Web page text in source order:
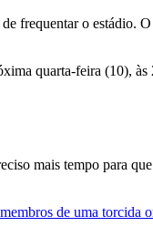
frequentar o estádio.
quarta-feira (10),
mais tempo para
de uma torcida